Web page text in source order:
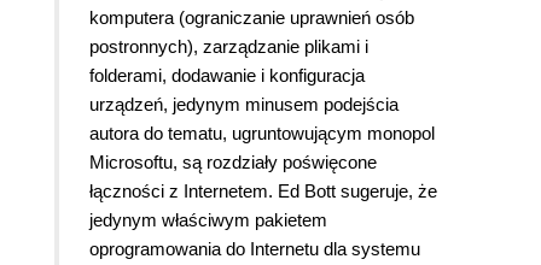
komputera (ograniczanie uprawnień osób
postronnych), zarządzanie plikami i
folderami, dodawanie i konfiguracja
urządzeń, jedynym minusem podejścia
autora do tematu, ugruntowującym monopol
Microsoftu, są rozdziały poświęcone
łączności z Internetem. Ed Bott sugeruje, że
jedynym właściwym pakietem
oprogramowania do Internetu dla systemu